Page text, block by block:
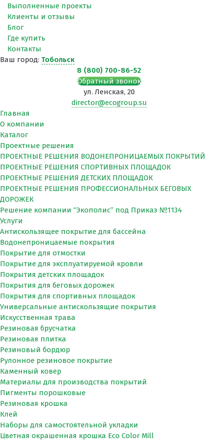
Выполненные проекты
Клиенты и отзывы
Блог
Где купить
Контакты
Ваш город: Тобольск
8 (800) 700-86-52
Обратный звонок
ул. Ленская, 20
director@ecogroup.su
Главная
О компании
Каталог
Проектные решения
ПРОЕКТНЫЕ РЕШЕНИЯ ВОДОНЕПРОНИЦАЕМЫХ ПОКРЫТИЙ
ПРОЕКТНЫЕ РЕШЕНИЯ СПОРТИВНЫХ ПЛОЩАДОК
ПРОЕКТНЫЕ РЕШЕНИЯ ДЕТСКИХ ПЛОЩАДОК
ПРОЕКТНЫЕ РЕШЕНИЯ ПРОФЕССИОНАЛЬНЫХ БЕГОВЫХ
ДОРОЖЕК
Решение компании “Экополис” под Приказ №1134
Услуги
Антискользящее покрытие для бассейна
Водонепроницаемые покрытия
Покрытие для отмостки
Покрытие для эксплуатируемой кровли
Покрытия детских площадок
Покрытия для беговых дорожек
Покрытия для спортивных площадок
Универсальные антискользящие покрытия
Искусственная трава
Резиновая брусчатка
Резиновая плитка
Резиновый бордюр
Рулонное резиновое покрытие
Каменный ковер
Материалы для производства покрытий
Пигменты порошковые
Резиновая крошка
Клей
Наборы для самостоятельной укладки
Цветная окрашенная крошка Eco Color Mill